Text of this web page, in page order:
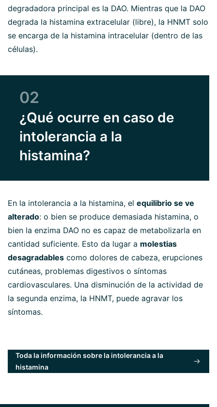
degradadora principal es la DAO. Mientras que la DAO
degrada la histamina extracelular (libre), la HNMT solo
se encarga de la histamina intracelular (dentro de las
células).
02
¿Qué ocurre en caso de
intolerancia a la
histamina?
En la intolerancia a la histamina, el equilibrio se ve
alterado: o bien se produce demasiada histamina, o
bien la enzima DAO no es capaz de metabolizarla en
cantidad suficiente. Esto da lugar a molestias
desagradables como dolores de cabeza, erupciones
cutáneas, problemas digestivos o síntomas
cardiovasculares. Una disminución de la actividad de
la segunda enzima, la HNMT, puede agravar los
síntomas.
Toda la información sobre la intolerancia a la
histamina